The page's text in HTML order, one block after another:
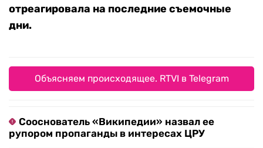
отреагировала на последние съемочные
дни.
Объясняем происходящее. RTVI в Telegram
Сооснователь «Википедии» назвал ее
рупором пропаганды в интересах ЦРУ